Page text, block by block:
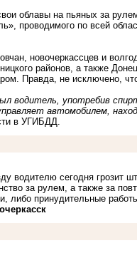
облавы на пьяных за
проводимого по всей
новочеркассцев и
районов, а также
Правда, не исключено,
водитель, употребив
автомобилем,
в УГИБДД.
водителю сегодня грозит
за рулем, а также за
либо принудительные